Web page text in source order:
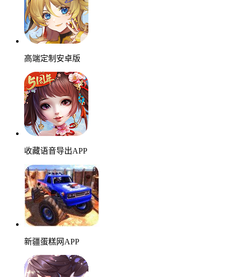
高端定制安卓版
收藏语音导出APP
新疆蛋糕网APP